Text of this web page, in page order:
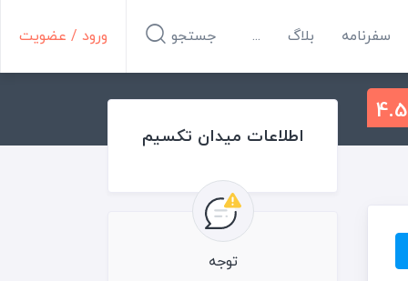
سفرنامه بلاگ ... ورود / عضویت جستجو
4.5
اطلاعات میدان تکسیم
توجه